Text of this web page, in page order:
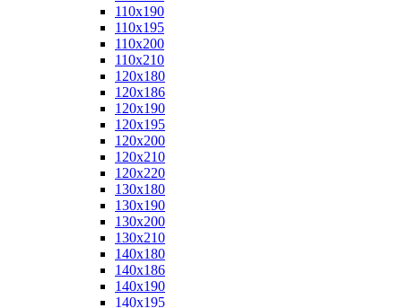
110x190
110x195
110x200
110x210
120x180
120x186
120x190
120x195
120x200
120x210
120x220
130x180
130x190
130x200
130x210
140x180
140x186
140x190
140x195